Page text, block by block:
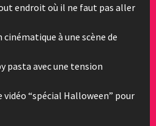
endroit où il ne faut pas aller
à une scène de
pasta avec une tension
“spécial Halloween” pour